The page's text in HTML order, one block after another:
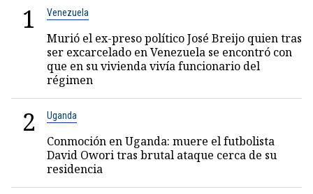
1 Venezuela
Murió el ex-preso político José Breijo quien tras
ser excarcelado en Venezuela se encontró con
que en su vivienda vivía funcionario del
régimen
2 Uganda
Conmoción en Uganda: muere el futbolista
David Owori tras brutal ataque cerca de su
residencia